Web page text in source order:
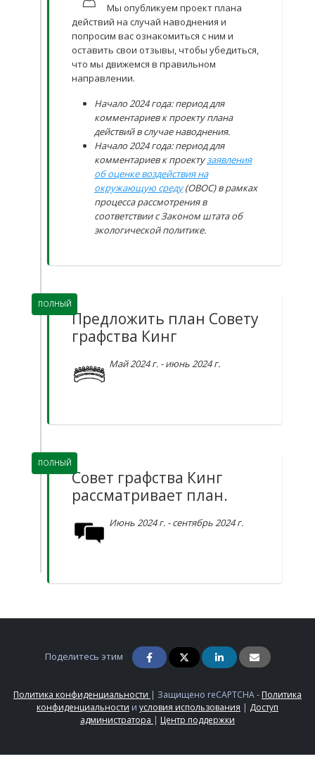
Мы опубликуем проект плана
действий на случай наводнения и
попросим вас ознакомиться с ним и
оставить свои отзывы, чтобы убедиться,
что мы движемся в правильном
направлении.
Начало 2024 года: период для
комментариев к проекту плана
действий в случае наводнения.
Начало 2024 года: период для
комментариев к проектузаявления
об оценке воздействия на
окружающую среду(ОВОС) в рамках
процесса рассмотрения в
соответствии с Законом штата об
экологической политике.
ПОЛНЫЙ
Предложить план Совету
графства Кинг
Май 2024 г. - июнь 2024 г.
ПОЛНЫЙ
Совет графства Кинг
рассматривает план.
Июнь 2024 г. - сентябрь 2024 г.
Поделитесь этим
Политика конфиденциальности | Защищено reCAPTCHA - Политика
конфиденциальности и условия использования | Доступ
администратора | Центр поддержки